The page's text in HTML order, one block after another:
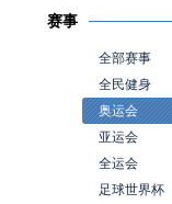
赛事
全部赛事
全民健身
奥运会
亚运会
全运会
足球世界杯